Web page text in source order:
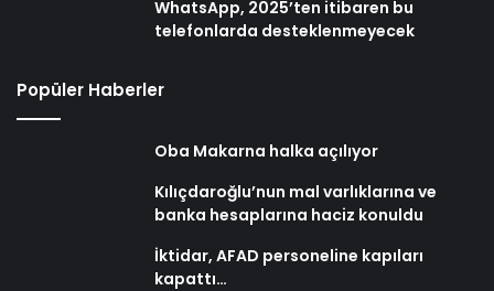
WhatsApp, 2025’ten itibaren bu
telefonlarda desteklenmeyecek
Popüler Haberler
Oba Makarna halka açılıyor
Kılıçdaroğlu’nun mal varlıklarına ve
banka hesaplarına haciz konuldu
İktidar, AFAD personeline kapıları
kapattı…